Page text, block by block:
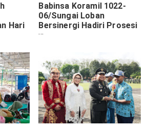
Hari
Babinsa Koramil 1022-
06/Sungai Loban
Bersinergi Hadiri Prosesi
Upacara Ngaben